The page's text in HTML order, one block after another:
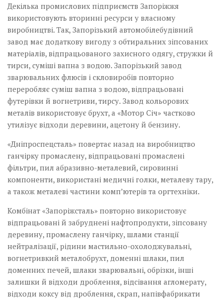
Декілька промислових підприємств Запоріжжя
використовують вторинні ресурси у власному
виробництві. Так, Запорізький автомобілебудівний
завод має додаткову вигоду з обтиральних зіпсованих
матеріалів, відпрацьованого захисного одягу, стружки й
тирси, суміші вапна з водою. Запорізький завод
зварювальних флюсів і скловиробів повторно
переробляє суміш вапна з водою, відпрацьовані
футерівки й вогнетриви, тирсу. Завод кольорових
металів використовує брухт, а «Мотор Січ» частково
утилізує відходи деревини, ацетону й бензину.
«Дніпроспецсталь» повертає назад на виробництво
ганчірку промаслену, відпрацьовані промаслені
фільтри, пил абразивно-металевий, сировинні
компоненти, використані медичні голки, металеву тару,
а також металеві частини комп’ютерів та оргтехніки.
Комбінат «Запоріжсталь» повторно використовує
відпрацьовані й забруднені нафтопродукти, зіпсовану
деревину, промаслену ганчірку, шлами станції
нейтралізації, рідини мастильно-охолоджувальні,
вогнетривкий металобрухт, доменні шлаки, пил
доменних печей, шлаки зварювальні, обрізки, інші
залишки й відходи дроблення, відсівання агломерату,
відходи коксу від дроб­лення, скрап, напівфабрикати